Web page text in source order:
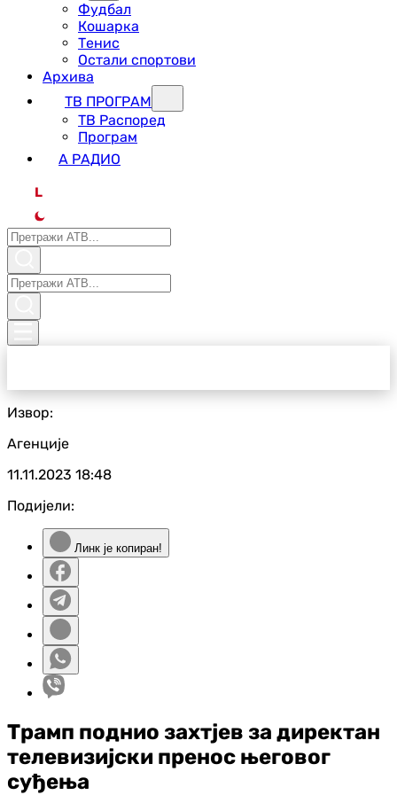
Фудбал
Кошарка
Тенис
Остали спортови
Архива
ТВ ПРОГРАМ
ТВ Распоред
Програм
А РАДИО
L
Извор:
Агенције
11.11.2023 18:48
Подијели:
Линк је копиран!
Трамп поднио захтјев за директан
телевизијски пренос његовог
суђења